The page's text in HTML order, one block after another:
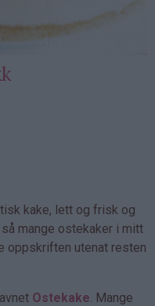
kake, lett og frisk og
mange ostekaker i mitt
oppskriften utenat resten
Ostekake. Mange